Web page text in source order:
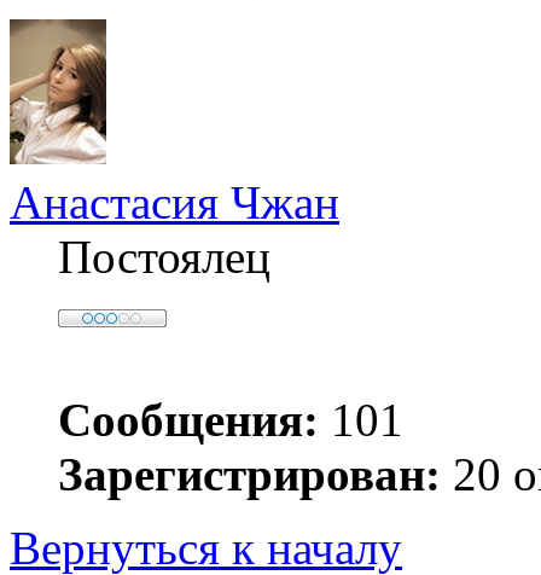
Анастасия Чжан
Постоялец
Сообщения: 101
Зарегистрирован: 20
Вернуться к началу